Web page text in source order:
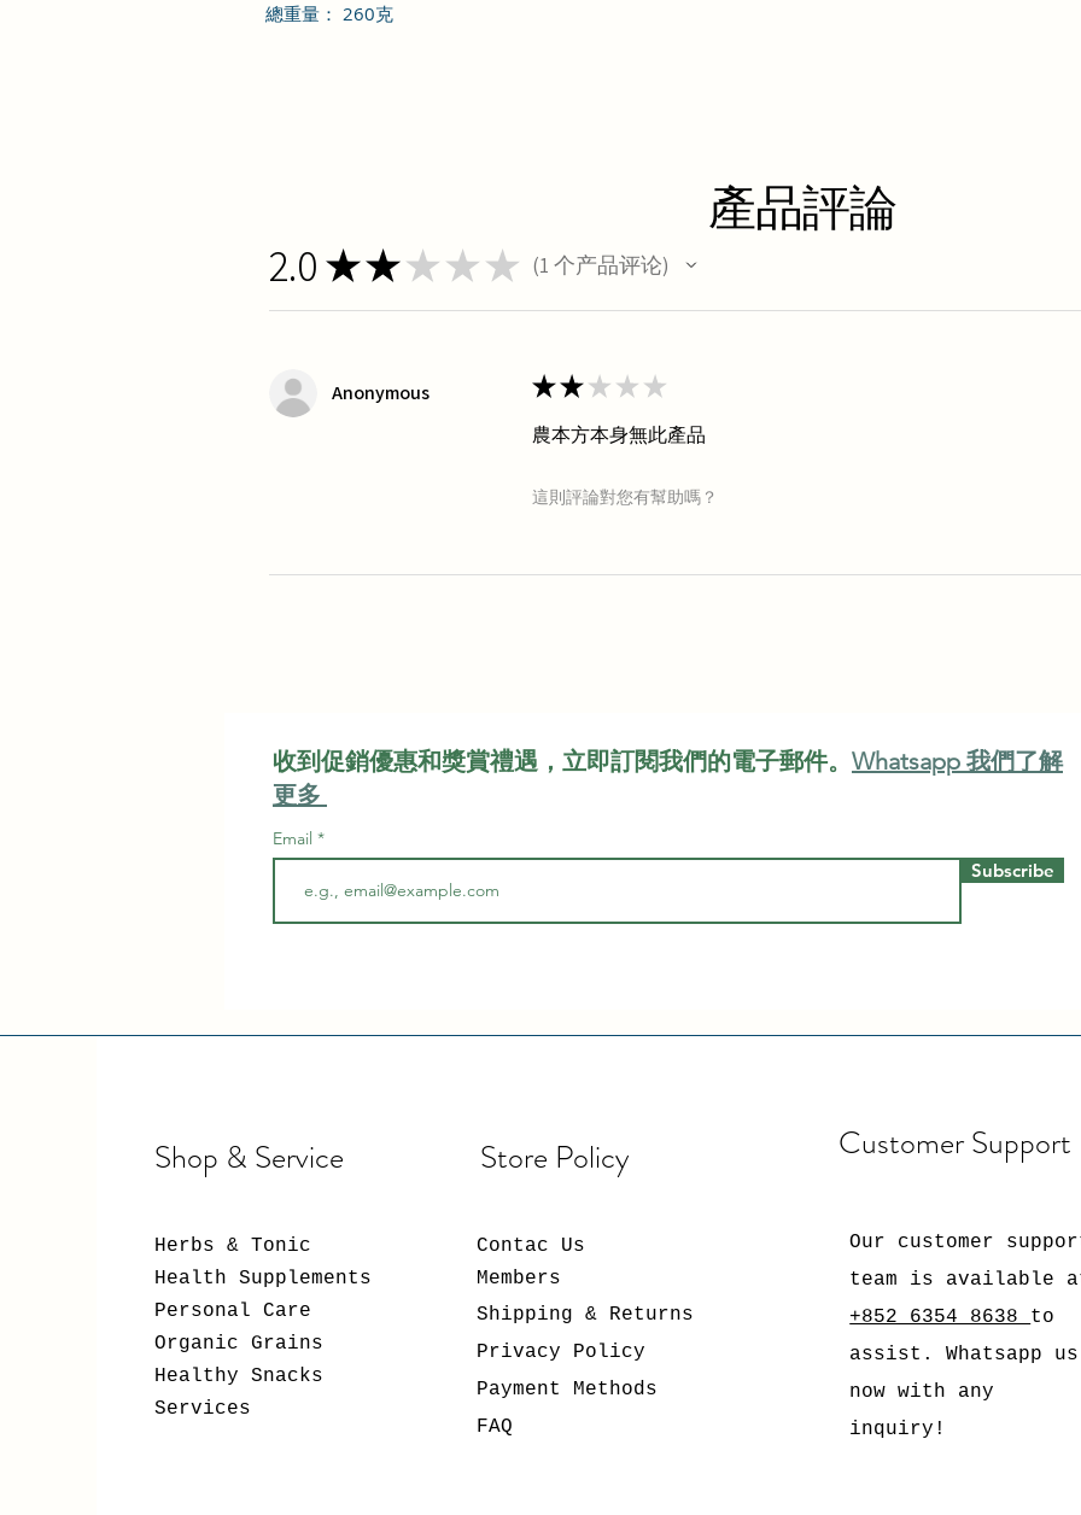
總重量： 260克
產品評論
2.0 ★★★★★ 1 个产品评论
Anonymous ★★★★★
農本方本身無此產品
這則評論對您有幫助嗎？
收到促銷優惠和獎賞禮遇，立即訂閱我們的電子郵件。 Whatsapp 我們了解
更多
Email
Subscribe
Shop & Service
Herbs & Tonic
Health Supplements
Personal Care
Organic Grains
Healthy Snacks
Services
Store Policy
Contac Us
Members
Shipping & Returns
Privacy Policy
Payment Methods
FAQ
Customer Support
Our customer
team is available
+852 6354 8638 to
assist. Whatsapp us
now with any
inquiry!